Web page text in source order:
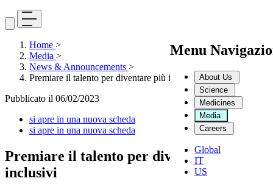
Menu
About Us
Science
Medicines
Media
Careers
Global
IT
US
Home >
Media >
News & Announcements >
Premiare il talento per diventare più inclusivi
Pubblicato il 06/02/2023
si apre in una nuova scheda
si apre in una nuova scheda
Premiare il talento per diventare più
inclusivi